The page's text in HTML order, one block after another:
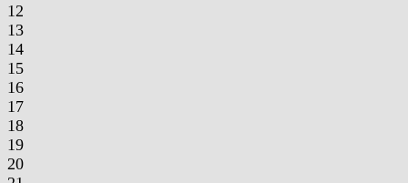
12
13
14
15
16
17
18
19
20